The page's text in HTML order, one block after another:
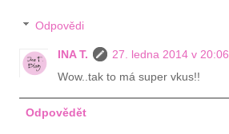
Odpovědi
INA T.
27. ledna 2014 v 20:06
Wow..tak to má super vkus!!
Odpovědět